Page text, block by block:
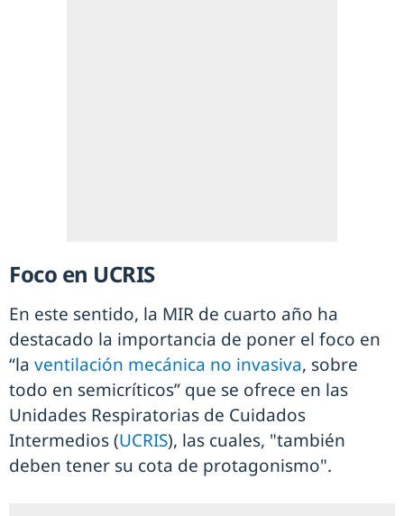
Foco en UCRIS
En este sentido, la MIR de cuarto año ha
destacado la importancia de poner el foco en
“la ventilación mecánica no invasiva, sobre
todo en semicríticos” que se ofrece en las
Unidades Respiratorias de Cuidados
Intermedios (UCRIS), las cuales, "también
deben tener su cota de protagonismo".